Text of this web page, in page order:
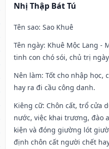
Nhị Thập Bát Tú
Tên sao: Sao Khuê
Tên ngày: Khuê Mộc Lang -
tinh con chó sói, chủ trị
Nên làm: Tốt cho nhập học,
hay ra đi cầu công danh.
Kiêng cữ: Chôn cất, trổ cửa
nước, việc khai trương, đào
kiện và đóng giường lót
định chôn cất người chết